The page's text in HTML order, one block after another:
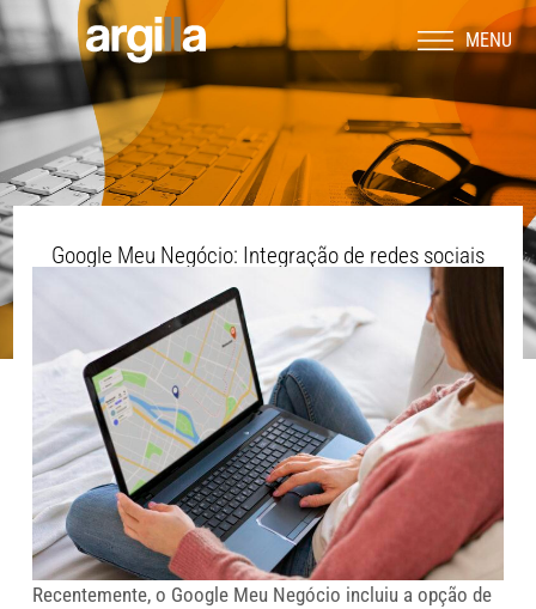
MENU
Google Meu Negócio: Integração de redes sociais
Recentemente, o Google Meu Negócio incluiu a opção de